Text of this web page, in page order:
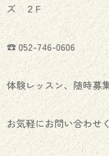
ズ ２F
☎︎ 052-746-0606
体験レッスン、随時募
お気軽にお問い合わせ